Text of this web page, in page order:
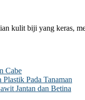
kulit biji yang keras,
Cabe
Pada Tanaman
Jantan dan Betina